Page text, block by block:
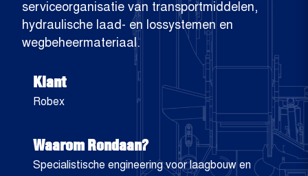
serviceorganisatie van transportmiddelen,
hydraulische laad- en lossystemen en
wegbeheermateriaal.
Klant
Robex
Waarom Rondaan?
Specialistische engineering voor laagbouw en